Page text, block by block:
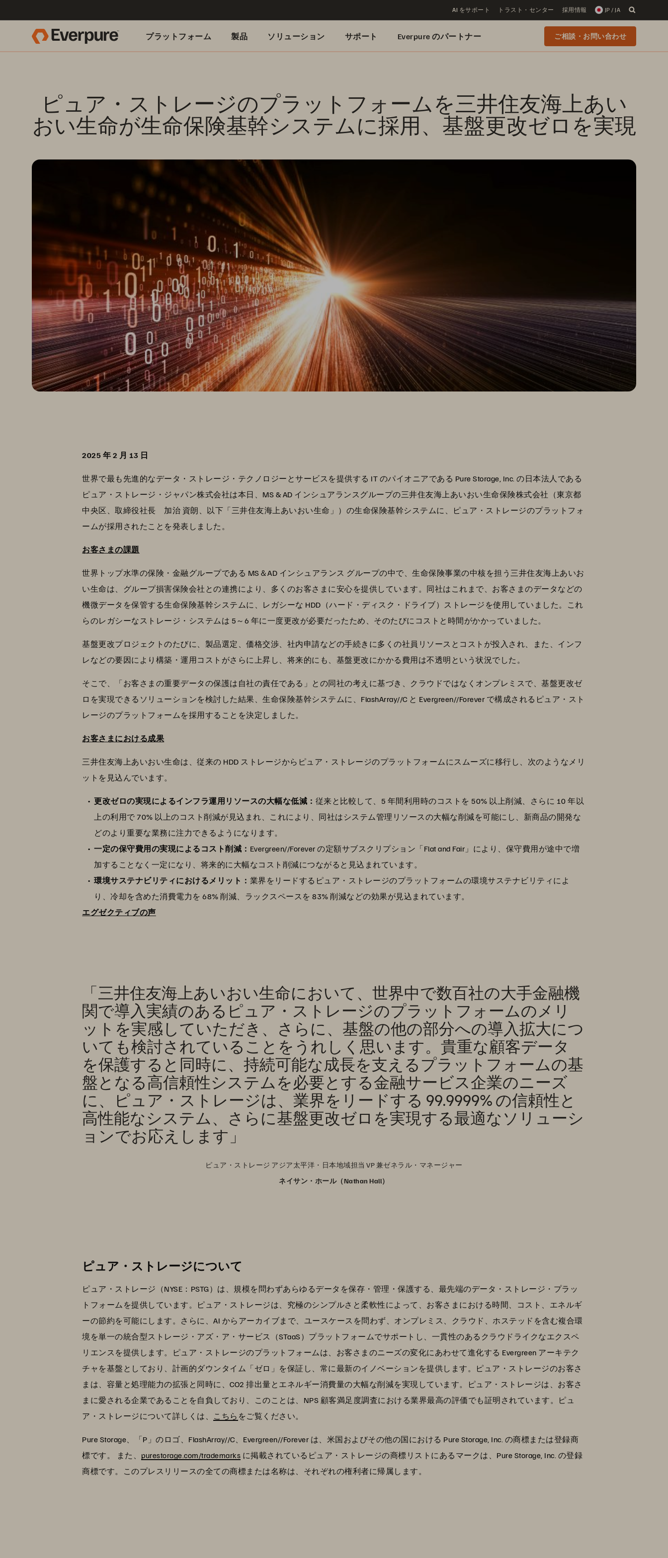
AI をサポート トラスト・センター 採用情報 JP / JA
プラットフォーム 製品 ソリューション サポート Everpure のパートナー ご相談・お問い合わせ
ピュア・ストレージのプラットフォームを三井住友海上あい
2025 年 2 月 13 日
世界で最も先進的なデータ・ストレージ・テクノロジーとサービスを提供する IT のパイオニアである Pure Storage, Inc. の日本法人である
ピュア・ストレージ・ジャパン株式会社は本日、MS & AD インシュアランスグループの三井住友海上あいおい生命保険株式会社（東京都
中央区、取締役社長 加治 資朗、以下「三井住友海上あいおい生命」）の生命保険基幹システムに、ピュア・ストレージのプラットフォ
ームが採用されたことを発表しました。
お客さまの課題
世界トップ水準の保険・金融グループである MS＆AD インシュアランス グループの中で、生命保険事業の中核を担う三井住友海上あいお
い生命は、グループ損害保険会社との連携により、多くのお客さまに安心を提供しています。同社はこれまで、お客さまのデータなどの
機微データを保管する生命保険基幹システムに、レガシーな HDD（ハード・ディスク・ドライブ）ストレージを使用していました。これ
らのレガシーなストレージ・システムは 5～6 年に一度更改が必要だったため、そのたびにコストと時間がかかっていました。
基盤更改プロジェクトのたびに、製品選定、価格交渉、社内申請などの手続きに多くの社員リソースとコストが投入され、また、インフ
レなどの要因により構築・運用コストがさらに上昇し、将来的にも、基盤更改にかかる費用は不透明という状況でした。
そこで、「お客さまの重要データの保護は自社の責任である」との同社の考えに基づき、クラウドではなくオンプレミスで、基盤更改ゼ
ロを実現できるソリューションを検討した結果、生命保険基幹システムに、FlashArray//C と Evergreen//Forever で構成されるピュア・スト
レージのプラットフォームを採用することを決定しました。
お客さまにおける成果
三井住友海上あいおい生命は、従来の HDD ストレージからピュア・ストレージのプラットフォームにスムーズに移行し、次のようなメリ
ットを見込んでいます。
更改ゼロの実現によるインフラ運用リソースの大幅な低減： 従来と比較して、5 年間利用時のコストを 50% 以上削減、さらに 10 年以
上の利用で 70% 以上のコスト削減が見込まれ、これにより、同社はシステム管理リソースの大幅な削減を可能にし、新商品の開発な
どのより重要な業務に注力できるようになります。
一定の保守費用の実現によるコスト削減： Evergreen//Forever の定額サブスクリプション「Flat and Fair」により、保守費用が途中で増
加することなく一定になり、将来的に大幅なコスト削減につながると見込まれています。
環境サステナビリティにおけるメリット： 業界をリードするピュア・ストレージのプラットフォームの環境サステナビリティによ
り、冷却を含めた消費電力を 68% 削減、ラックスペースを 83% 削減などの効果が見込まれています。
エグゼクティブの声
「三井住友海上あいおい生命において、世界中で数百社の大手金融機
関で導入実績のあるピュア・ストレージのプラットフォームのメリ
ットを実感していただき、さらに、基盤の他の部分への導入拡大につ
いても検討されていることをうれしく思います。貴重な顧客データ
を保護すると同時に、持続可能な成長を支えるプラットフォームの基
盤となる高信頼性システムを必要とする金融サービス企業のニーズ
に、ピュア・ストレージは、業界をリードする 99.9999% の信頼性と
高性能なシステム、さらに基盤更改ゼロを実現する最適なソリューシ
ョンでお応えします」
ピュア・ストレージ アジア太平洋・日本地域担当 VP 兼ゼネラル・マネージャー
ネイサン・ホール（Nathan Hall）
ピュア・ストレージについて
ピュア・ストレージ（NYSE：PSTG）は、規模を問わずあらゆるデータを保存・管理・保護する、最先端のデータ・ストレージ・プラッ
トフォームを提供しています。ピュア・ストレージは、究極のシンプルさと柔軟性によって、お客さまにおける時間、コスト、エネルギ
ーの節約を可能にします。さらに、AI からアーカイブまで、ユースケースを問わず、オンプレミス、クラウド、ホステッドを含む複合環
境を単一の統合型ストレージ・アズ・ア・サービス（STaaS）プラットフォームでサポートし、一貫性のあるクラウドライクなエクスペ
リエンスを提供します。ピュア・ストレージのプラットフォームは、お客さまのニーズの変化にあわせて進化する Evergreen アーキテク
チャを基盤としており、計画的ダウンタイム「ゼロ」を保証し、常に最新のイノベーションを提供します。ピュア・ストレージのお客さ
まは、容量と処理能力の拡張と同時に、CO2 排出量とエネルギー消費量の大幅な削減を実現しています。ピュア・ストレージは、お客さ
まに愛される企業であることを自負しており、このことは、NPS 顧客満足度調査における業界最高の評価でも証明されています。ピュ
ア・ストレージについて詳しくは、 こちら をご覧ください。
Pure Storage、「P」のロゴ、FlashArray//C、Evergreen//Forever は、米国およびその他の国における Pure Storage, Inc. の商標または登録商
標です。 また、 purestorage.com/trademarks に掲載されているピュア・ストレージの商標リストにあるマークは、Pure Storage, Inc. の登録
商標です。このプレスリリースの全ての商標または名称は、それぞれの権利者に帰属します。